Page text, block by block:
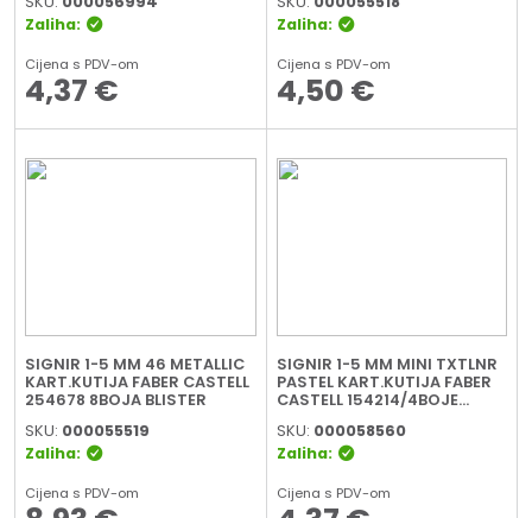
Zaliha:
Cijena s PDV-om
4,37 €
Zaliha:
Cijena s PDV-om
4,50 €
SIGNIR 1-5 MM 46 METALLIC
KART.KUTIJA FABER CASTELL
254678 8BOJA BLISTER
SKU: 000055519
Zaliha:
Cijena s PDV-om
SIGNIR 1-5 MM MINI TXTLNR
PASTEL KART.KUTIJA FABER
CASTELL 154214/4BOJE
SKU: 000058560
Zaliha:
Cijena s PDV-om